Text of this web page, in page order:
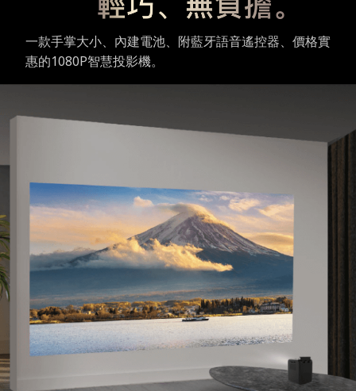
一款手掌大小、內建電池、附藍牙語音遙控器、價格實
惠的1080P智慧投影機。